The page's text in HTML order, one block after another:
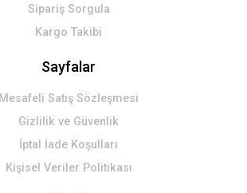
Sipariş Sorgula
Kargo Takibi
Sayfalar
Mesafeli Satış Sözleşmesi
Gizlilik ve Güvenlik
İptal İade Koşulları
Kişisel Veriler Politikası